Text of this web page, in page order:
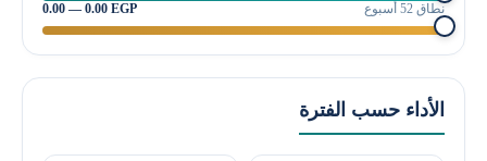
نطاق 52 أسبوع 0.00 — 0.00 EGP
الأداء حسب الفترة